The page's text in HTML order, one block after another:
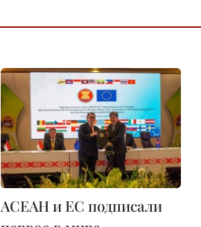
АСЕАН и ЕС подписали